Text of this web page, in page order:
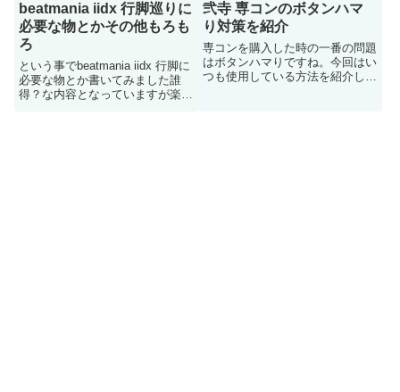
beatmania iidx 行脚巡りに
必要な物とかその他もろも
ろ
という事でbeatmania iidx 行脚に
必要な物とか書いてみました誰
得？な内容となっていますが楽し
弐寺 専コンのボタンハマ
り対策を紹介
専コンを購入した時の一番の問題
はボタンハマりですね。今回はい
つも使用している方法を紹介しま